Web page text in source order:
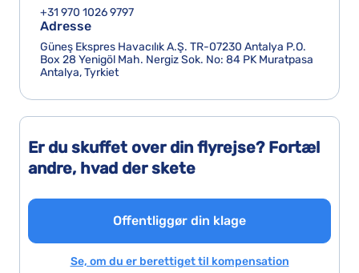
Er du skuffet over din flyrejse? Fortæl
andre, hvad der skete
Offentliggør din klage
Se, om du er berettiget til kompensation
+31 970 1026 9797
Adresse
Güneş Ekspres Havacılık A.Ş. TR-07230 Antalya P.O.
Box 28 Yenigöl Mah. Nergiz Sok. No: 84 PK Muratpasa
Antalya, Tyrkiet